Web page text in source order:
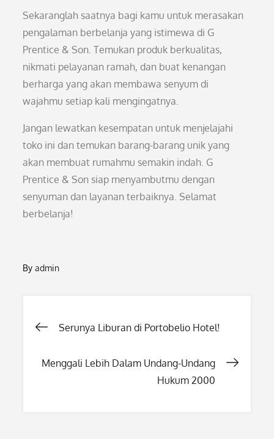
Sekaranglah saatnya bagi kamu untuk merasakan
pengalaman berbelanja yang istimewa di G
Prentice & Son. Temukan produk berkualitas,
nikmati pelayanan ramah, dan buat kenangan
berharga yang akan membawa senyum di
wajahmu setiap kali mengingatnya.
Jangan lewatkan kesempatan untuk menjelajahi
toko ini dan temukan barang-barang unik yang
akan membuat rumahmu semakin indah. G
Prentice & Son siap menyambutmu dengan
senyuman dan layanan terbaiknya. Selamat
berbelanja!
Byadmin
Post
navigation
Serunya Liburan di Portobelio Hotel!
Menggali Lebih Dalam Undang-Undang
Hukum 2000